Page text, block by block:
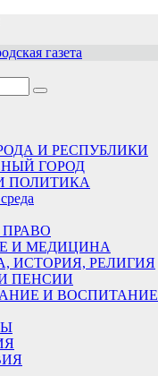
газета
И РЕСПУБЛИКИ
ГОРОД
ПОЛИТИКА
И МЕДИЦИНА
ИСТОРИЯ, РЕЛИГИЯ
ПЕНСИИ
И ВОСПИТАНИЕ